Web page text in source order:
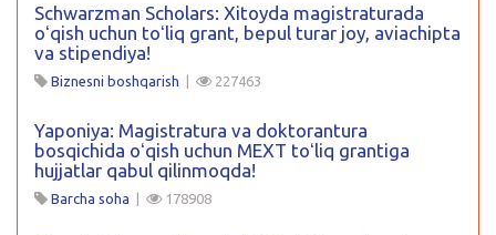
Schwarzman Scholars: Xitoyda magistraturada
oʻqish uchun toʻliq grant, bepul turar joy, aviachipta
va stipendiya!
Biznesni boshqarish | 227463
Yaponiya: Magistratura va doktorantura
bosqichida oʻqish uchun MEXT toʻliq grantiga
hujjatlar qabul qilinmoqda!
Barcha soha | 178908